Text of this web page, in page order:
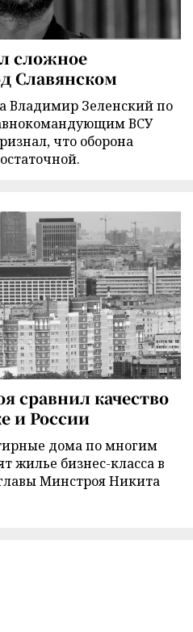
сложное
Славянском
Владимир Зеленский по
ВСУ
что оборона
сравнил качество
и России
дома по многим
жилье бизнес-класса в
Минстроя Никита